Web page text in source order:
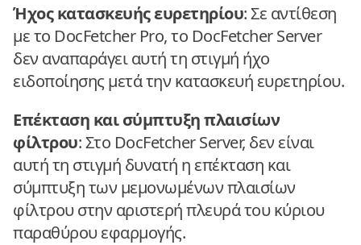
Ήχος κατασκευής ευρετηρίου: Σε αντίθεση
με το DocFetcher Pro, το DocFetcher Server
δεν αναπαράγει αυτή τη στιγμή ήχο
ειδοποίησης μετά την κατασκευή ευρετηρίου.
Επέκταση και σύμπτυξη πλαισίων
φίλτρου: Στο DocFetcher Server, δεν είναι
αυτή τη στιγμή δυνατή η επέκταση και
σύμπτυξη των μεμονωμένων πλαισίων
φίλτρου στην αριστερή πλευρά του κύριου
παραθύρου εφαρμογής.